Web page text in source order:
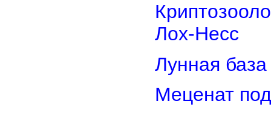
Лох-Несс
Лунная
Меценат